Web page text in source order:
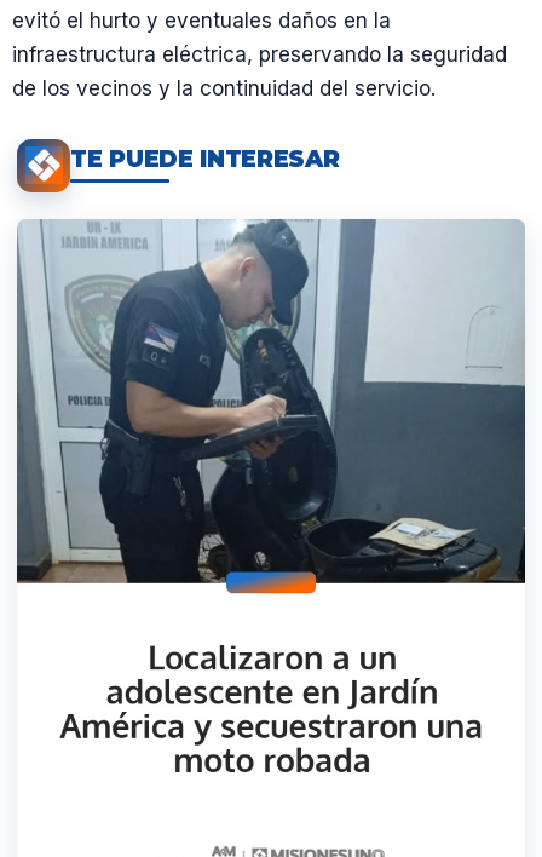
evitó el hurto y eventuales daños en la
infraestructura eléctrica, preservando la seguridad
de los vecinos y la continuidad del servicio.
TE PUEDE INTERESAR